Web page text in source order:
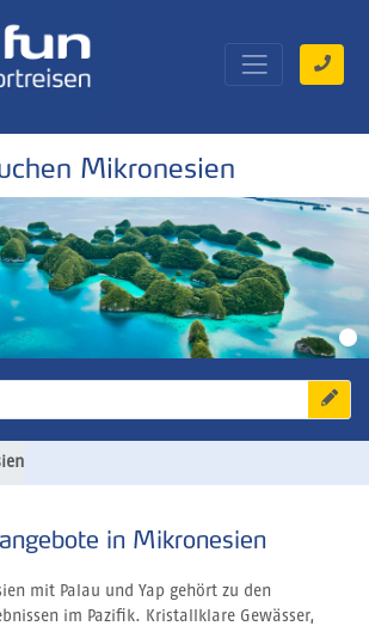
Mikronesien
in Mikronesien
mit Palau und Yap gehört zu den
im Pazifik. Kristallklare Gewässer,